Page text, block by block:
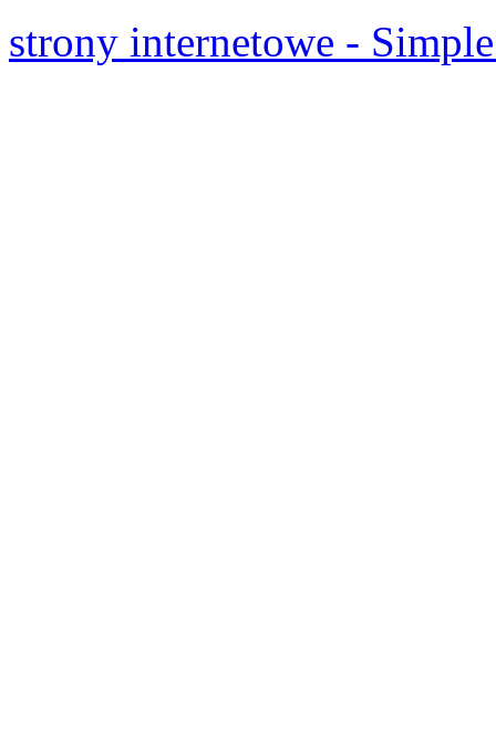
strony internetowe -